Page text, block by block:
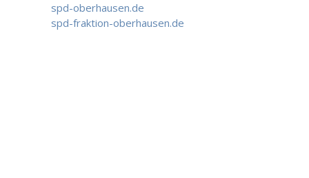
spd-oberhausen.de
spd-fraktion-oberhausen.de